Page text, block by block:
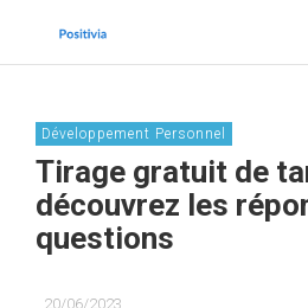
Développement Personnel
Tirage gratuit de
découvrez les
questions
20/06/2023